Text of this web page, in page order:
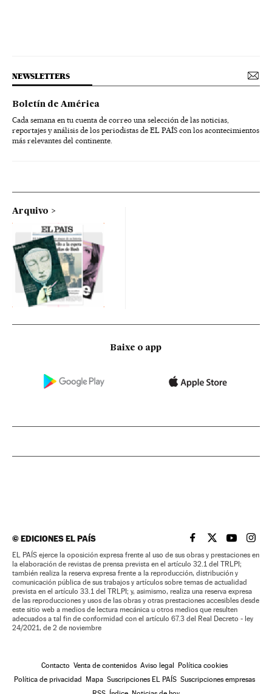
NEWSLETTERS
Boletín de América
Cada semana en tu cuenta de correo una selección de las noticias,
reportajes y análisis de los periodistas de EL PAÍS con los acontecimientos
más relevantes del continente.
Arquivo
Baixe o app
©EDICIONES EL PAÍS EL PAÍS BRASIL EN
EL PAÍSEL PAÍS
EL
EL PAÍS ejerce la oposición expresa frente al uso de sus obras y prestaciones en
la elaboración de revistas de prensa prevista en el artículo 32.1 del TRLPI;
también realiza la reserva expresa frente a la reproducción, distribución y
comunicación pública de sus trabajos y artículos sobre temas de actualidad
prevista en el artículo 33.1 del TRLPI; y, asimismo, realiza una reserva expresa
de las reproducciones y usos de las obras y otras prestaciones accesibles desde
este sitio web a medios de lectura mecánica u otros medios que resulten
adecuados a tal fin de conformidad con el artículo 67.3 del Real Decreto - ley
24/2021, de 2 de noviembre
Contacto Venta de contenidos Aviso legal Política cookies
Política de privacidad Mapa Suscripciones EL PAÍS Suscripciones empresas